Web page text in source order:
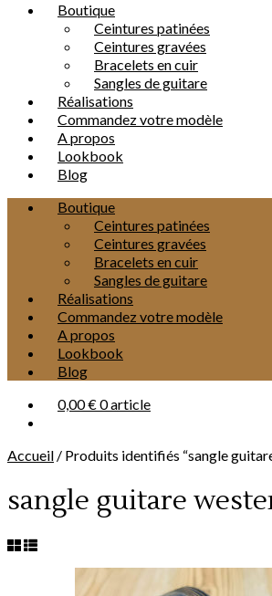
Boutique
Ceintures patinées
Ceintures gravées
Bracelets en cuir
Sangles de guitare
Réalisations
Commandez votre modèle
A propos
Lookbook
Blog
Boutique
Ceintures patinées
Ceintures gravées
Bracelets en cuir
Sangles de guitare
Réalisations
Commandez votre modèle
A propos
Lookbook
Blog
0,00 €0 article
Accueil / Produits identifiés “sangle
sangle guitare